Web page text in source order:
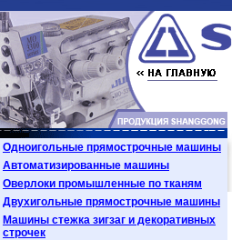
Одноигольные прямострочные машины
Автоматизированные машины
Оверлоки промышленные по тканям
Двухигольные прямострочные машины
Машины стежка зигзаг и декоративных
строчек